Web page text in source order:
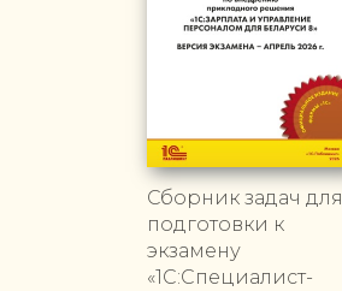
Сборник задач для
подготовки к
экзамену
«1С:Специалист-